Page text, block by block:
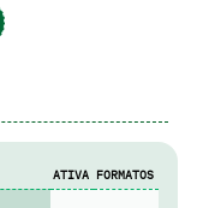
ATIVA FORMATOS